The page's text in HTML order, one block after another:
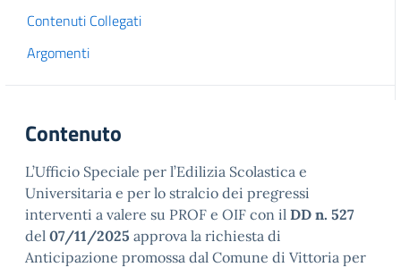
Contenuti Collegati
Argomenti
Contenuto
L’Ufficio Speciale per l’Edilizia Scolastica e
Universitaria e per lo stralcio dei pregressi
interventi a valere su PROF e OIF con il DD n. 527
del 07/11/2025 approva la richiesta di
Anticipazione promossa dal Comune di Vittoria per